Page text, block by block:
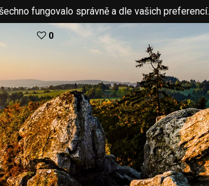
fungovalo správně a dle vašich preferencí.
0